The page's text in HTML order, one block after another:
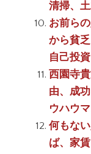
清掃、
お前ら
から貧
自己投
西園寺
由、成
ウハウ
何もな
ば、家